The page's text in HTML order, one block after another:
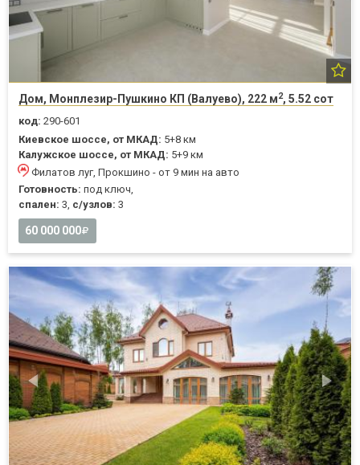
Дом, Монплезир-Пушкино КП (Валуево), 222 м2, 5.52 сот
код: 290-601
Киевское шоссе, от МКАД: 5+8 км
Калужское шоссе, от МКАД: 5+9 км
Филатов луг, Прокшино - от 9 мин на авто
Готовность: под ключ,
спален: 3, с/узлов: 3
60 000 000